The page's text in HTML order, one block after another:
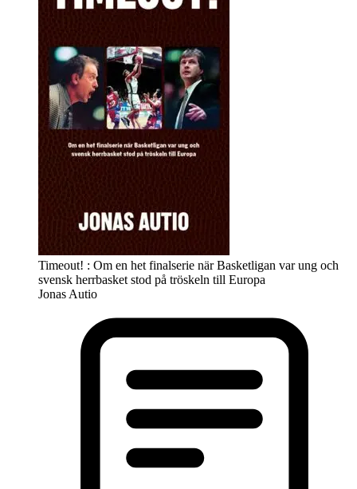
Timeout! : Om en het finalserie när Basketligan var ung och
svensk herrbasket stod på tröskeln till Europa
Jonas Autio